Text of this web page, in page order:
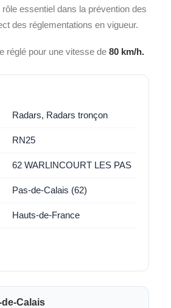
essentiel dans la prévention des
des réglementations en vigueur.
réglé pour une vitesse de 80 km/h.
Radars, Radars tronçon
RN25
62 WARLINCOURT LES PAS
Pas-de-Calais (62)
Hauts-de-France
Calais